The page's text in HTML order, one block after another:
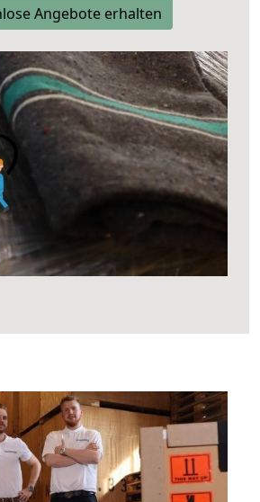
Angebote erhalten